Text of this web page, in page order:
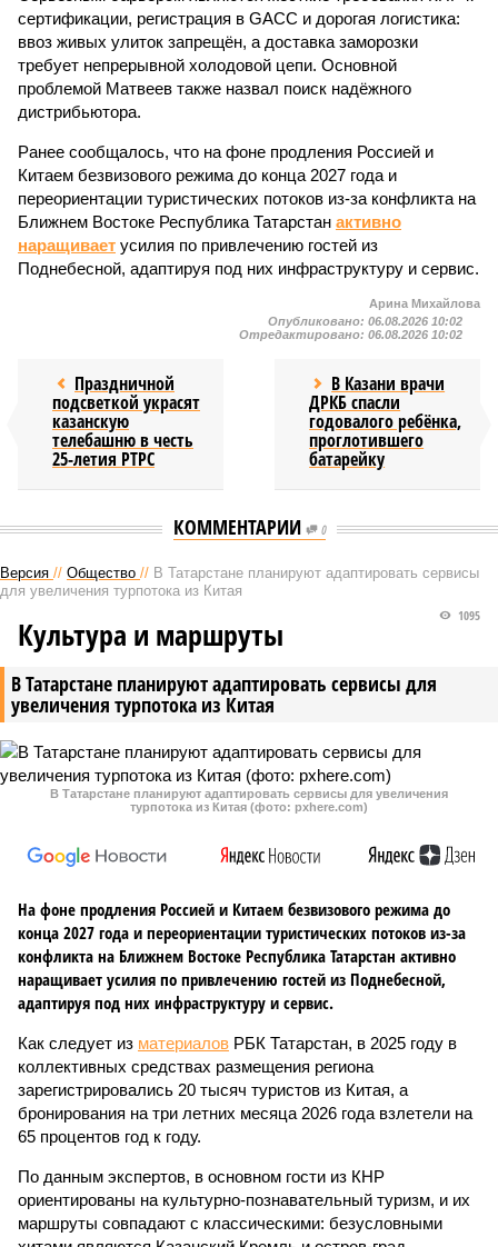
сертификации, регистрация в GACC и дорогая логистика:
ввоз живых улиток запрещён, а доставка заморозки
требует непрерывной холодовой цепи. Основной
проблемой Матвеев также назвал поиск надёжного
дистрибьютора.
Ранее сообщалось, что на фоне продления Россией и
Китаем безвизового режима до конца 2027 года и
переориентации туристических потоков из-за конфликта на
Ближнем Востоке Республика Татарстан активно
наращивает усилия по привлечению гостей из
Поднебесной, адаптируя под них инфраструктуру и сервис.
Арина Михайлова
Опубликовано: 06.08.2026 10:02
Отредактировано: 06.08.2026 10:02
Праздничной
подсветкой украсят
казанскую
телебашню в честь
25-летия РТРС
В Казани врачи
ДРКБ спасли
годовалого ребёнка,
проглотившего
батарейку
КОММЕНТАРИИ 0
Версия // Общество // В Татарстане планируют адаптировать сервисы
для увеличения турпотока из Китая
В Татарстане планируют адаптировать сервисы для
увеличения турпотока из Китая
1095
Культура и маршруты
В Татарстане планируют адаптировать сервисы для увеличения
турпотока из Китая (фото: pxhere.com)
На фоне продления Россией и Китаем безвизового режима до
конца 2027 года и переориентации туристических потоков из-за
конфликта на Ближнем Востоке Республика Татарстан активно
наращивает усилия по привлечению гостей из Поднебесной,
адаптируя под них инфраструктуру и сервис.
Как следует из материалов РБК Татарстан, в 2025 году в
коллективных средствах размещения региона
зарегистрировались 20 тысяч туристов из Китая, а
бронирования на три летних месяца 2026 года взлетели на
65 процентов год к году.
По данным экспертов, в основном гости из КНР
ориентированы на культурно-познавательный туризм, и их
маршруты совпадают с классическими: безусловными